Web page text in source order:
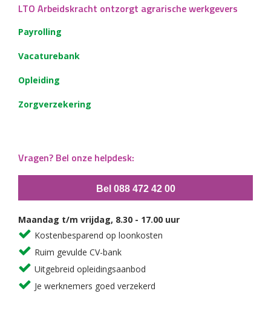
LTO Arbeidskracht ontzorgt agrarische werkgevers
Payrolling
Vacaturebank
Opleiding
Zorgverzekering
Vragen? Bel onze helpdesk:
Bel 088 472 42 00
Maandag t/m vrijdag, 8.30 - 17.00 uur
Kostenbesparend op loonkosten
Ruim gevulde CV-bank
Uitgebreid opleidingsaanbod
Je werknemers goed verzekerd